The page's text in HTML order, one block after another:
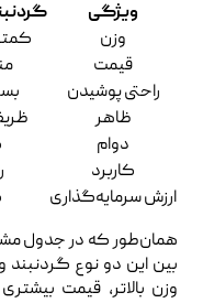
ویژگی
وزن
کمتر از
قیمت
راحتی پوشیدن
ظاهر
دوام
کاربرد
ارزش سرمایه‌گذاری
همان‌طور که در جدول
بین این دو نوع گردنبند
وزن بالاتر، قیمت